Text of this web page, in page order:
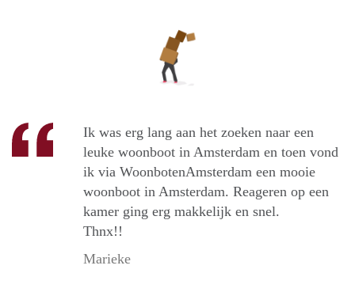
Ik was erg lang aan het zoeken naar een
leuke woonboot in Amsterdam en toen vond
ik via WoonbotenAmsterdam een mooie
woonboot in Amsterdam. Reageren op een
kamer ging erg makkelijk en snel.
Thnx!!
Marieke